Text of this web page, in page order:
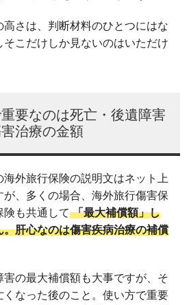
さは、判断材料のひとつにはな
そこだけしか見ないのはいただけ
要なのは死亡・後遺障害
治療の金額
海外旅行保険の説明文はネット上
が、多くの場合、海外旅行傷害保
険も共通して 「最大補償額」し
。肝心なのは傷害疾病治療の補償
の最大補償額も大事ですが、そ
くなった後のこと。使い方で重要